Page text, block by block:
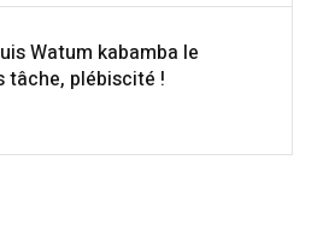
Watum kabamba le
tâche, plébiscité !